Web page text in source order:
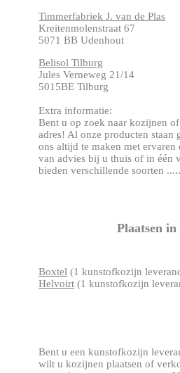
Timmerfabriek J. van de Plas
Kreitenmolenstraat 67
5071 BB Udenhout
Belisol Tilburg
Jules Verneweg 21/14
5015BE Tilburg
Extra informatie:
Bent u op zoek naar kozijnen
adres! Al onze producten
ons altijd te maken met
van advies bij u thuis of in één
bieden verschillende soorten
Plaatsen
Boxtel (1 kunstofkozijn
Helvoirt (1 kunstofkozijn
Bent u een kunstofkozijn
wilt u kozijnen plaatsen of